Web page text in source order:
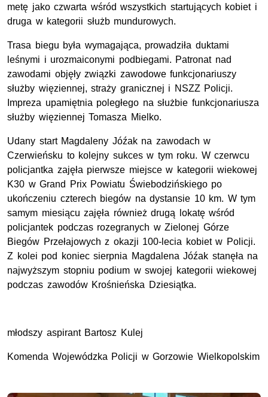
metę jako czwarta wśród wszystkich startujących kobiet i
druga w kategorii służb mundurowych.
Trasa biegu była wymagająca, prowadziła duktami
leśnymi i urozmaiconymi podbiegami. Patronat nad
zawodami objęły związki zawodowe funkcjonariuszy
służby więziennej, straży granicznej i NSZZ Policji.
Impreza upamiętnia poległego na służbie funkcjonariusza
służby więziennej Tomasza Mielko.
Udany start Magdaleny Jóźak na zawodach w
Czerwieńsku to kolejny sukces w tym roku. W czerwcu
policjantka zajęła pierwsze miejsce w kategorii wiekowej
K30 w Grand Prix Powiatu Świebodzińskiego po
ukończeniu czterech biegów na dystansie 10 km. W tym
samym miesiącu zajęła również drugą lokatę wśród
policjantek podczas rozegranych w Zielonej Górze
Biegów Przełajowych z okazji 100-lecia kobiet w Policji.
Z kolei pod koniec sierpnia Magdalena Jóźak stanęła na
najwyższym stopniu podium w swojej kategorii wiekowej
podczas zawodów Krośnieńska Dziesiątka.
młodszy aspirant Bartosz Kulej
Komenda Wojewódzka Policji w Gorzowie Wielkopolskim